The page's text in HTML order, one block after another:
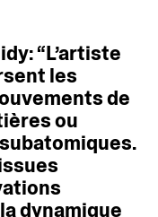
“L’artiste
les
de
ou
subatomiques.
ladynamique